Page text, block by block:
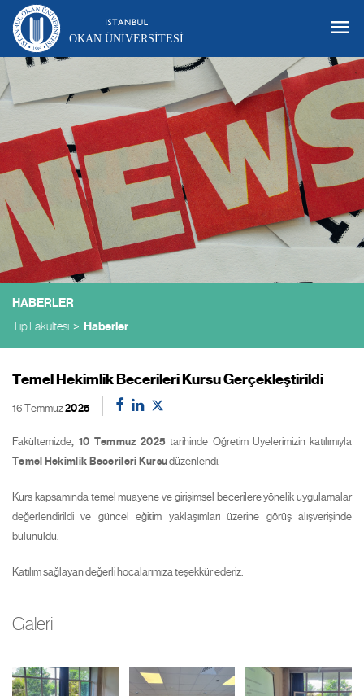
OKAN ÜNIVERSITESI
HABERLER
Tıp Fakültesi Haberler
Temel Hekimlik Becerileri Kursu Gerçekleştirildi
16 Temmuz2025
Fakültemizde, 10 Temmuz 2025 tarihinde Öğretim Üyelerimizin katılımıyla
Temel Hekimlik Becerileri Kursudüzenlendi.
Kurs kapsamında temel muayene ve girişimsel becerilere yönelik uygulamalar
değerlendirildi ve güncel eğitim yaklaşımları üzerine görüş alışverişinde
bulunuldu.
Katılım sağlayan değerli hocalarımıza teşekkür ederiz.
Galeri